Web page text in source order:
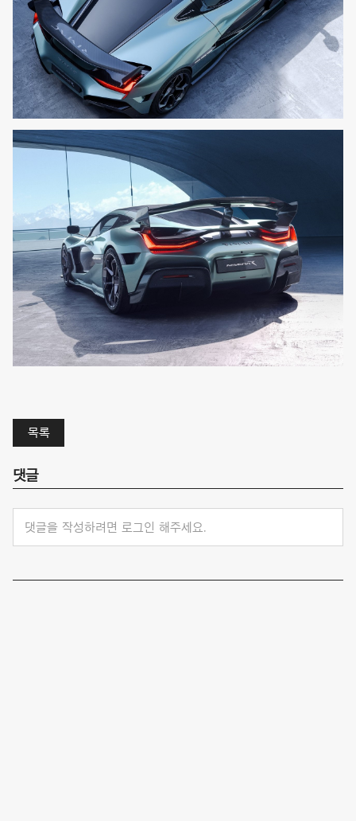
목록
댓글
댓글을 작성하려면 로그인 해주세요.